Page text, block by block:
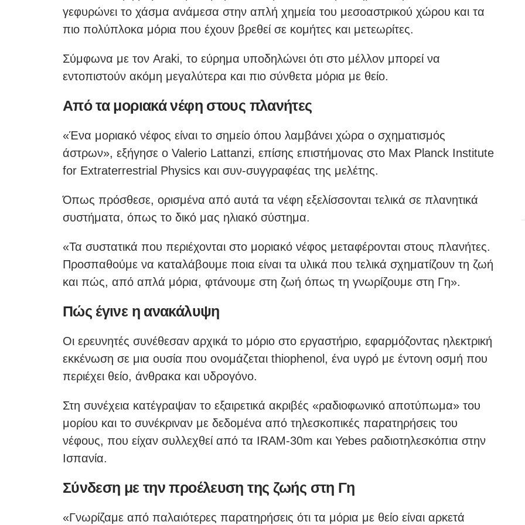
γεφυρώνει το χάσμα ανάμεσα στην απλή χημεία του μεσοαστρικού χώρου και τα
πιο πολύπλοκα μόρια που έχουν βρεθεί σε κομήτες και μετεωρίτες.
Σύμφωνα με τον Araki, το εύρημα υποδηλώνει ότι στο μέλλον μπορεί να
εντοπιστούν ακόμη μεγαλύτερα και πιο σύνθετα μόρια με θείο.
Από τα μοριακά νέφη στους πλανήτες
«Ένα μοριακό νέφος είναι το σημείο όπου λαμβάνει χώρα ο σχηματισμός
άστρων», εξήγησε ο Valerio Lattanzi, επίσης επιστήμονας στο Max Planck Institute
for Extraterrestrial Physics και συν-συγγραφέας της μελέτης.
Όπως πρόσθεσε, ορισμένα από αυτά τα νέφη εξελίσσονται τελικά σε πλανητικά
συστήματα, όπως το δικό μας ηλιακό σύστημα.
«Τα συστατικά που περιέχονται στο μοριακό νέφος μεταφέρονται στους πλανήτες.
Προσπαθούμε να καταλάβουμε ποια είναι τα υλικά που τελικά σχηματίζουν τη ζωή
και πώς, από απλά μόρια, φτάνουμε στη ζωή όπως τη γνωρίζουμε στη Γη».
Πώς έγινε η ανακάλυψη
Οι ερευνητές συνέθεσαν αρχικά το μόριο στο εργαστήριο, εφαρμόζοντας ηλεκτρική
εκκένωση σε μια ουσία που ονομάζεται thiophenol, ένα υγρό με έντονη οσμή που
περιέχει θείο, άνθρακα και υδρογόνο.
Στη συνέχεια κατέγραψαν το εξαιρετικά ακριβές «ραδιοφωνικό αποτύπωμα» του
μορίου και το συνέκριναν με δεδομένα από τηλεσκοπικές παρατηρήσεις του
νέφους, που είχαν συλλεχθεί από τα IRAM-30m και Yebes ραδιοτηλεσκόπια στην
Ισπανία.
Σύνδεση με την προέλευση της ζωής στη Γη
«Γνωρίζαμε από παλαιότερες παρατηρήσεις ότι τα μόρια με θείο είναι αρκετά